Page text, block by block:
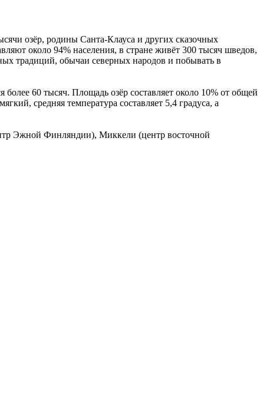
озёр, родины Санта-Клауса и других сказочных
около 94% населения, в стране живёт 300 тысяч шведов,
традиций, обычаи северных народов и побывать в
более 60 тысяч. Площадь озёр составляет около 10% от общей
средняя температура составляет 5,4 градуса, а
Эжной Финляндии), Миккели (центр восточной